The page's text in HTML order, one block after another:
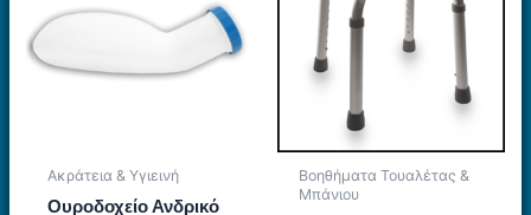
Ακράτεια & Υγιεινή
Ουροδοχείο Ανδρικό
Βοηθήματα Τουαλέτας &
Μπάνιου